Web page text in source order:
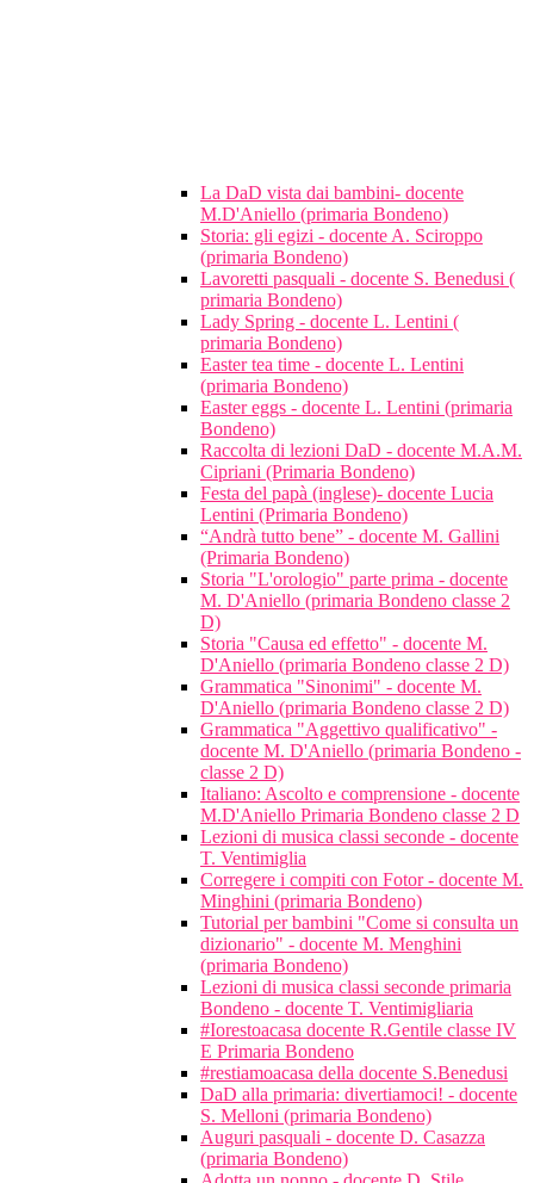
La DaD vista dai bambini- docente
M.D'Aniello (primaria Bondeno)
Storia: gli egizi - docente A. Sciroppo
(primaria Bondeno)
Lavoretti pasquali - docente S. Benedusi (
primaria Bondeno)
Lady Spring - docente L. Lentini (
primaria Bondeno)
Easter tea time - docente L. Lentini
(primaria Bondeno)
Easter eggs - docente L. Lentini (primaria
Bondeno)
Raccolta di lezioni DaD - docente M.A.M.
Cipriani (Primaria Bondeno)
Festa del papà (inglese)- docente Lucia
Lentini (Primaria Bondeno)
“Andrà tutto bene” - docente M. Gallini
(Primaria Bondeno)
Storia "L'orologio" parte prima - docente
M. D'Aniello (primaria Bondeno classe 2
D)
Storia "Causa ed effetto" - docente M.
D'Aniello (primaria Bondeno classe 2 D)
Grammatica "Sinonimi" - docente M.
D'Aniello (primaria Bondeno classe 2 D)
Grammatica "Aggettivo qualificativo" -
docente M. D'Aniello (primaria Bondeno -
classe 2 D)
Italiano: Ascolto e comprensione - docente
M.D'Aniello Primaria Bondeno classe 2 D
Lezioni di musica classi seconde - docente
T. Ventimiglia
Corregere i compiti con Fotor - docente M.
Minghini (primaria Bondeno)
Tutorial per bambini "Come si consulta un
dizionario" - docente M. Menghini
(primaria Bondeno)
Lezioni di musica classi seconde primaria
Bondeno - docente T. Ventimigliaria
#Iorestoacasa docente R.Gentile classe IV
E Primaria Bondeno
#restiamoacasa della docente S.Benedusi
DaD alla primaria: divertiamoci! - docente
S. Melloni (primaria Bondeno)
Auguri pasquali - docente D. Casazza
(primaria Bondeno)